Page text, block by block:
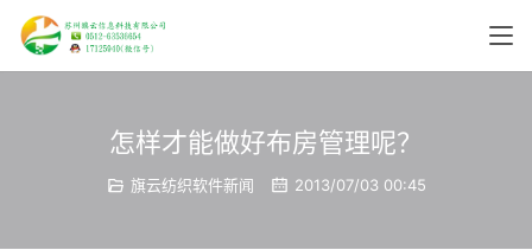
怎样才能做好布房管理呢？
旗云纺织软件新闻 2013/07/03 00:45